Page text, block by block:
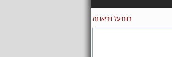
דווח על וידיאו זה